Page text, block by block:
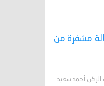
مشفرة من
الركن أحمد سعيد